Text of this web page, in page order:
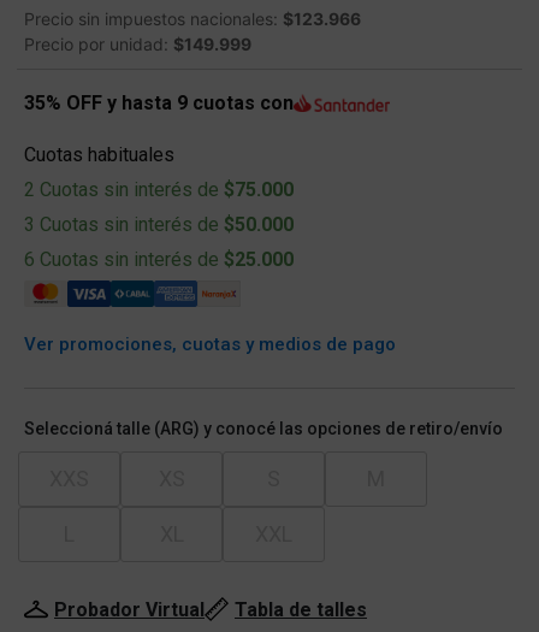
Precio sin impuestos nacionales: $123.966
Precio por unidad: $149.999
35% OFF y hasta 9 cuotas con
Cuotas habituales
2 Cuotas sin interés de $75.000
3 Cuotas sin interés de $50.000
6 Cuotas sin interés de $25.000
Ver promociones, cuotas y medios de pago
Seleccioná talle (ARG) y conocé las opciones de retiro/envío
Probador Virtual Tabla de talles